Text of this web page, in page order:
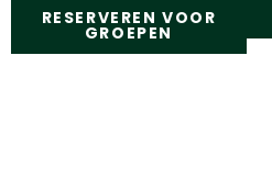
RESERVEREN VOOR
GROEPEN